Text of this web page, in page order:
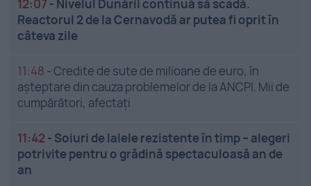
12:07 - Nivelul Dunării continuă să scadă.
Reactorul 2 de la Cernavodă ar putea fi oprit în
câteva zile
11:48 -Credite de sute de milioane de euro, în
așteptare din cauza problemelor de la ANCPI. Mii de
cumpărători, afectați
11:42 - Soiuri de lalele rezistente în timp – alegeri
potrivite pentru o grădină spectaculoasă an de
an